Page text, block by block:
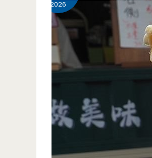
美
食-
海
日
式
2026